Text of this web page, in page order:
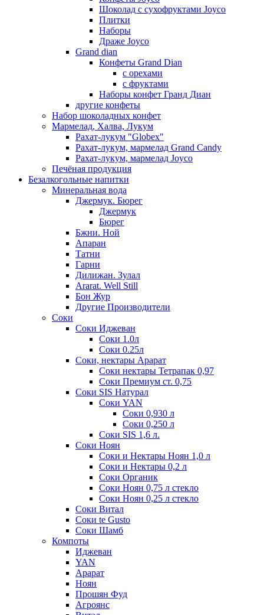
Шоколад с сухофруктами Joyco
Плитки
Наборы
Драже Joyco
Grand dian
Конфеты Grand Dian
с орехами
с фруктами
Наборы конфет Гранд Диан
другие конфеты
Набор шоколадных конфет
Мармелад, Халва, Лукум
Рахат-лукум "Globex"
Рахат-лукум, мармелад Grand Candy
Рахат-лукум, мармелад Joyco
Печёная продукция
Безалкогольные напитки
Минеральная вода
Джермук. Бюрег
Джермук
Бюрег
Бжни. Ной
Апаран
Татни
Гарни
Дилижан. Зулал
Ararat. Well Still
Бон Жур
Другие Производители
Соки
Соки Иджеван
Соки 1.0л
Соки 0.25л
Соки, нектары Арарат
Соки нектары Тетрапак 0,97
Соки Премиум ст. 0,75
Соки SIS Натурал
Соки YAN
Соки 0,930 л
Соки 0,250 л
Соки SIS 1,6 л.
Соки Ноян
Соки и Нектары Ноян 1,0 л
Соки и Нектары 0,2 л
Соки Органик
Соки Ноян 0,75 л стекло
Соки Ноян 0,25 л стекло
Соки Витал
Соки te Gusto
Соки Шамб
Компоты
Иджеван
YAN
Арарат
Ноян
Прошян Фуд
Агроянс